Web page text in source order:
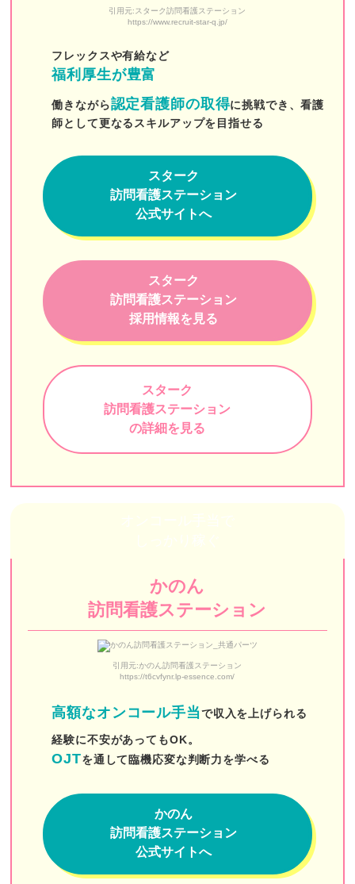
セントケア東京
砂町訪問看護ステーション
九段訪問看護ステーション
まるまる訪問看護ステーション湯島
ゴルディロックス
代々木訪問看護ステーション
東京ひかりナースステーション
さわやか訪問看護ステーション
そらまめ訪問看護ステーション
すえひろ訪問看護ステーション
ナイスケア
小石川医師会訪問看護ステーション
セコム訪問看護ステーション
えん訪問看護ステーション 東京池袋
フレアス訪問看護ステーション
牧田訪問看護ステーション
えいる訪問看護ステーション
七福訪問看護ステーション
訪問看護ステーション コルディアーレ新宿
メディカルステーションくるみ
アエルバ訪問看護ステーション
コモレビ・ナーシングステーション
引用元:スターク訪問看護ステーション
https://www.recruit-star-q.jp/
フレックスや有給など
福利厚生が豊富
働きながら認定看護師の取得に挑戦でき、看護
師として更なるスキルアップを目指せる
スターク
訪問看護ステーション
公式サイトへ
スターク
訪問看護ステーション
採用情報を見る
スターク
訪問看護ステーション
の詳細を見る
かのん
訪問看護ステーション
引用元:かのん訪問看護ステーション
https://t6cvfynr.lp-essence.com/
高額なオンコール手当で収入を上げられる
経験に不安があってもOK。
OJTを通して臨機応変な判断力を学べる
かのん
訪問看護ステーション
公式サイトへ